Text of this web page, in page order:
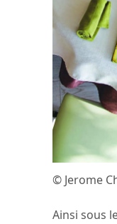
© Jerome
Ainsi sous